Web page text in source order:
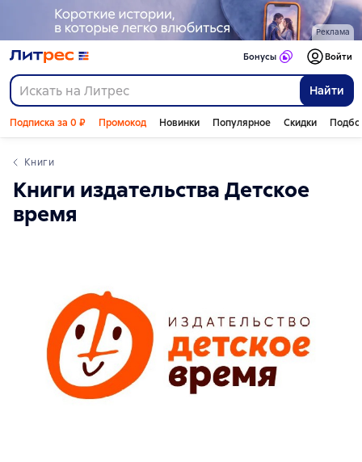
Реклама
Найти
Бонусы Войти
Подписка за 0 ₽ Промокод Новинки Популярное Скидки
Книги
Книги издательства Детское
время